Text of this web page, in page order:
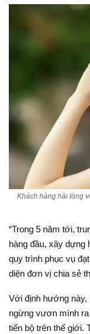
Khách hàng hài lòng
“Trong 5 năm tới,
hàng đầu, xây dựng
quy trình phục vụ
diện đơn vị chia sẻ
Với định hướng
ngừng vươn mình
tiến bộ trên thế giới.